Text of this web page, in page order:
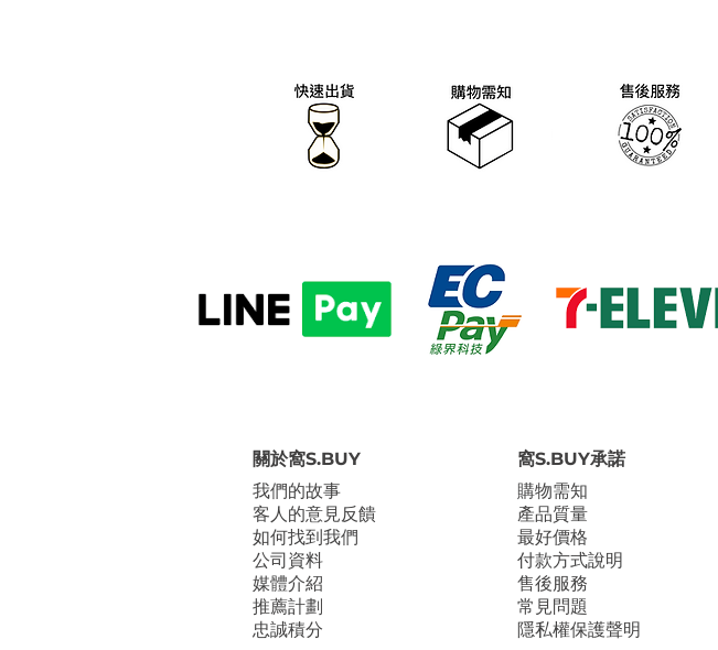
關於窩S.BUY
我們的故事
客人的意見反饋
如何找到我們
公司資料
媒體介紹
推薦計劃
忠誠積分
窩S.BUY承諾
​購物需知
產品質量
最好價格
付款方式說明
售後服務
常見問題
隱私權保護聲明